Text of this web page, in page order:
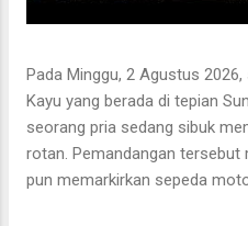
Pada Minggu, 2 Agustus
Kayu yang berada di tepian
seorang pria sedang sibuk
rotan. Pemandangan tersebut
pun memarkirkan sepeda